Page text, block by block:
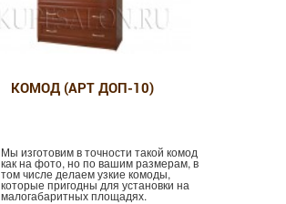
КОМОД (АРТ ДОП-10)
Мы изготовим в точности такой комод
как на фото, но по вашим размерам, в
том числе делаем узкие комоды,
которые пригодны для установки на
малогабаритных площадях.